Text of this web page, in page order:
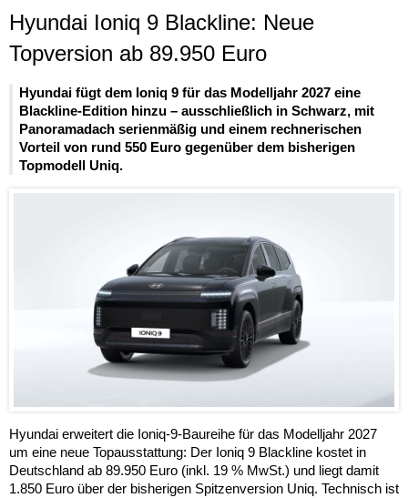
Hyundai Ioniq 9 Blackline: Neue
Topversion ab 89.950 Euro
Hyundai fügt dem Ioniq 9 für das Modelljahr 2027 eine
Blackline-Edition hinzu – ausschließlich in Schwarz, mit
Panoramadach serienmäßig und einem rechnerischen
Vorteil von rund 550 Euro gegenüber dem bisherigen
Topmodell Uniq.
Hyundai erweitert die Ioniq-9-Baureihe für das Modelljahr 2027
um eine neue Topausstattung: Der Ioniq 9 Blackline kostet in
Deutschland ab 89.950 Euro (inkl. 19 % MwSt.) und liegt damit
1.850 Euro über der bisherigen Spitzenversion Uniq. Technisch ist